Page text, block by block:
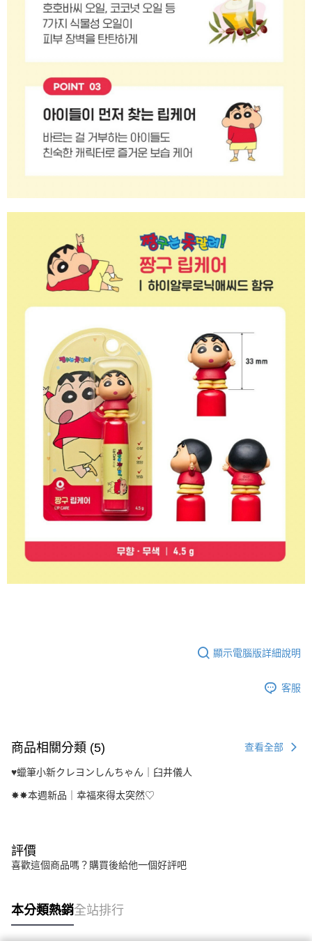
顯示電腦版詳細說明
客服
商品相關分類 (5) 查看全部
♥︎蠟筆小新クレヨンしんちゃん｜臼井儀人
✸✸本週新品｜幸福來得太突然♡
評價
喜歡這個商品嗎？購買後給他一個好評吧
本分類熱銷全站排行